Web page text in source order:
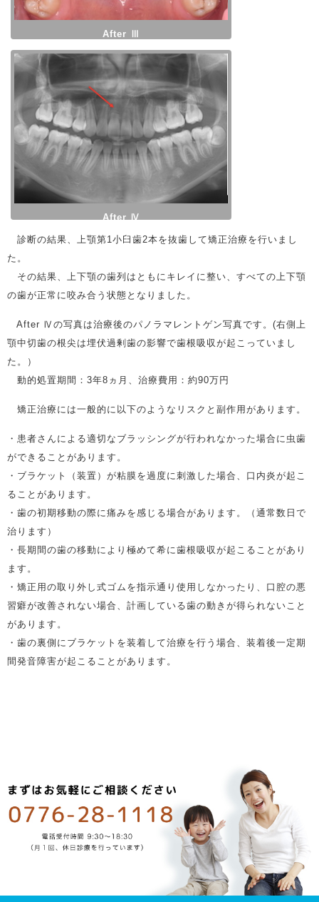
After Ⅲ
After Ⅳ
診断の結果、上顎第1小臼歯2本を抜歯して矯正治療を行いまし
た。
その結果、上下顎の歯列はともにキレイに整い、すべての上下顎
の歯が正常に咬み合う状態となりました。
After Ⅳの写真は治療後のパノラマレントゲン写真です。(右側上
顎中切歯の根尖は埋伏過剰歯の影響で歯根吸収が起こっていまし
た。）
動的処置期間：3年8ヵ月、治療費用：約90万円
矯正治療には一般的に以下のようなリスクと副作用があります。
・患者さんによる適切なブラッシングが行われなかった場合に虫歯
ができることがあります。
・ブラケット（装置）が粘膜を過度に刺激した場合、口内炎が起こ
ることがあります。
・歯の初期移動の際に痛みを感じる場合があります。（通常数日で
治ります）
・長期間の歯の移動により極めて希に歯根吸収が起こることがあり
ます。
・矯正用の取り外し式ゴムを指示通り使用しなかったり、口腔の悪
習癖が改善されない場合、計画している歯の動きが得られないこと
があります。
・歯の裏側にブラケットを装着して治療を行う場合、装着後一定期
間発音障害が起こることがあります。